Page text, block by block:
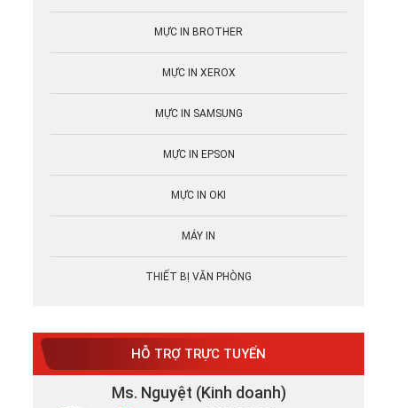
MỰC IN BROTHER
MỰC IN XEROX
MỰC IN SAMSUNG
MỰC IN EPSON
MỰC IN OKI
MÁY IN
THIẾT BỊ VĂN PHÒNG
HỖ TRỢ TRỰC TUYẾN
Ms. Nguyệt (Kinh doanh)